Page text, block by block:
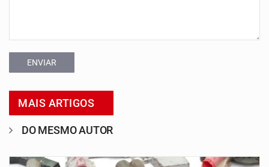
ENVIAR
MAIS ARTIGOS
DO MESMO AUTOR